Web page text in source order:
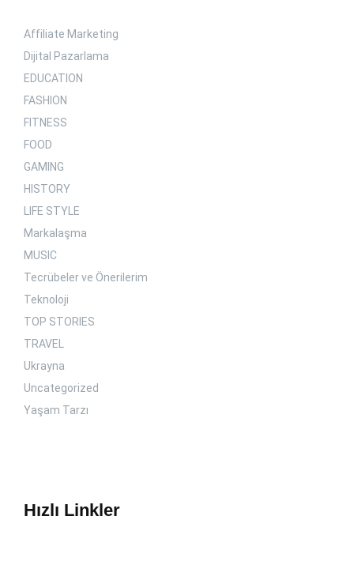
Affiliate Marketing
Dijital Pazarlama
EDUCATION
FASHION
FITNESS
FOOD
GAMING
HISTORY
LIFE STYLE
Markalaşma
MUSIC
Tecrübeler ve Önerilerim
Teknoloji
TOP STORIES
TRAVEL
Ukrayna
Uncategorized
Yaşam Tarzı
Hızlı Linkler